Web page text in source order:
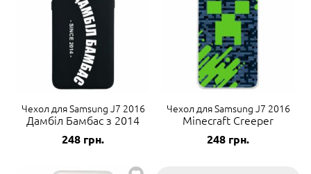
Чехол для Samsung J7 2016
Дамбіл Бамбас з 2014
248 грн.
Чехол для Samsung J7 2016
Minecraft Creeper
248 грн.